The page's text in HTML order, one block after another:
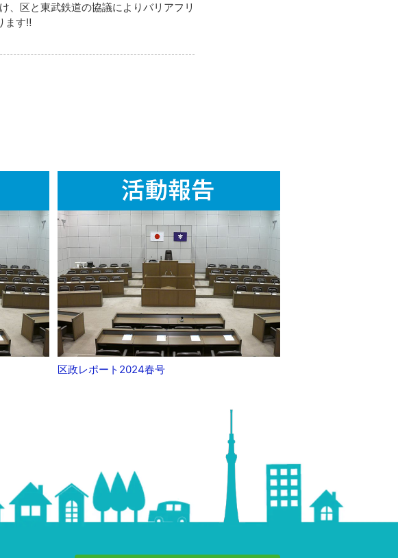
、区と東武鉄道の協議によりバリアフリ
ます‼
区政レポート2024春号